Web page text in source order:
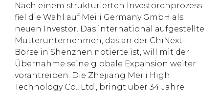
Nach einem strukturierten Investorenprozess
fiel die Wahl auf Meili Germany GmbH als
neuen Investor. Das international aufgestellte
Mutterunternehmen, das an der ChiNext-
Börse in Shenzhen notierte ist, will mit der
Übernahme seine globale Expansion weiter
vorantreiben. Die Zhejiang Meili High
Technology Co., Ltd., bringt über 34 Jahre